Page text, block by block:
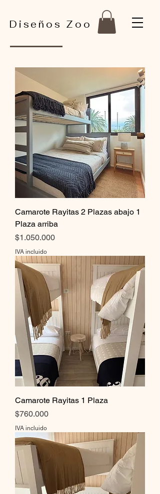
Diseños Zoo
Camarote Rayitas 2 Plazas abajo 1
Plaza arriba
Precio
$1.050.000
IVA incluido
Camarote Rayitas 1 Plaza
Precio
$760.000
IVA incluido